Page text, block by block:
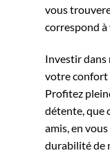
vous
correspond à
Investir dans
votre confort
Profitez
détente, que
amis, en
durabilité de